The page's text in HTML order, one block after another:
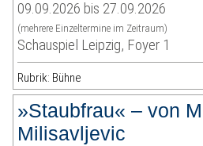
09.09.2026 bis 27.09.2026
(mehrere Einzeltermine im Zeitraum)
Schauspiel Leipzig, Foyer 1
Rubrik: Bühne
»Staubfrau« – von
Milisavljevic